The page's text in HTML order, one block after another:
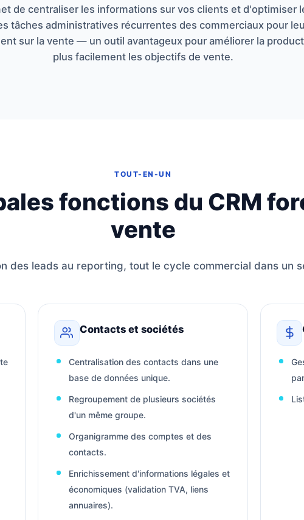
de centraliser les informations sur vos clients et d'optimiser
tâches administratives récurrentes des commerciaux pour
sur la vente — un outil avantageux pour améliorer la
plus facilement les objectifs de vente.
TOUT-EN-UN
fonctions du CRM
vente
des leads au reporting, tout le cycle commercial dans un
Contacts et sociétés
Centralisation des contacts dans une
base de données unique.
Regroupement de plusieurs sociétés
d'un même groupe.
Organigramme des comptes et des
contacts.
Enrichissement d'informations légales et
économiques (validation TVA, liens
annuaires).